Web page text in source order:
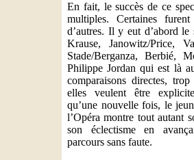
En fait, le succès de ce
multiples. Certaines
d’autres. Il y eut d’abord
Krause, Janowitz/Price,
Stade/Berganza, Berbié,
Philippe Jordan qui est là
comparaisons directes,
elles veulent être
qu’une nouvelle fois, le
l’Opéra montre tout autant
son éclectisme en
parcours sans faute.